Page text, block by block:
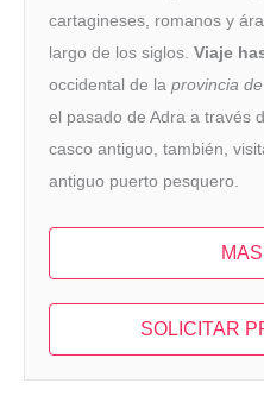
cartagineses, romanos y
largo de los siglos. Viaje
occidental de la provincia
el pasado de Adra a través
casco antiguo, también,
antiguo puerto pesquero.
SOLICITAR